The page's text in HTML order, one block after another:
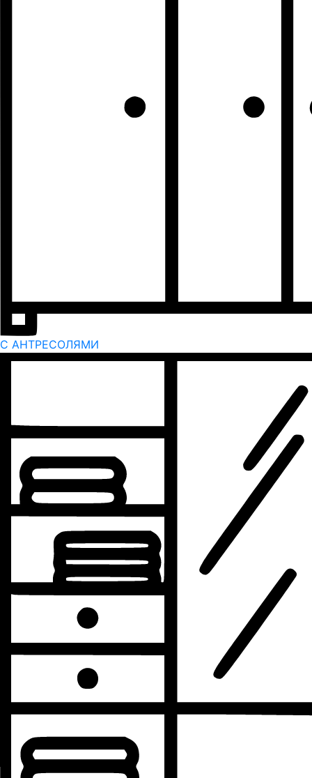
С АНТРЕСОЛЯМИ